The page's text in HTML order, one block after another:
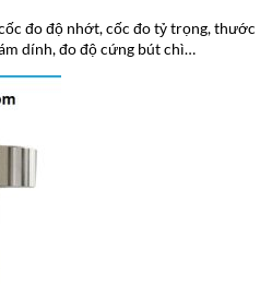
đo độ nhớt, cốc đo tỷ trọng, thước
dính, đo độ cứng bút chì…